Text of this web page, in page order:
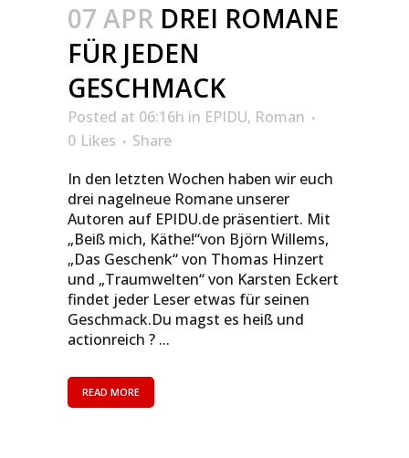
07 APR DREI ROMANE
FÜR JEDEN
GESCHMACK
Posted at 06:16h in EPIDU, Roman
0 Likes
Share
In den letzten Wochen haben wir euch
drei nagelneue Romane unserer
Autoren auf EPIDU.de präsentiert. Mit
„Beiß mich, Käthe!“von Björn Willems,
„Das Geschenk“ von Thomas Hinzert
und „Traumwelten“ von Karsten Eckert
findet jeder Leser etwas für seinen
Geschmack.Du magst es heiß und
actionreich ? ...
READ MORE